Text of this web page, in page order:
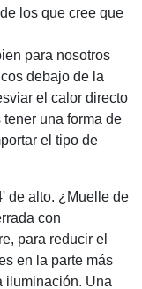
los que cree que
para nosotros
debajo de la
el calor directo
una forma de
el tipo de
de alto. ¿Muelle de
con
para reducir el
en la parte más
iluminación. Una